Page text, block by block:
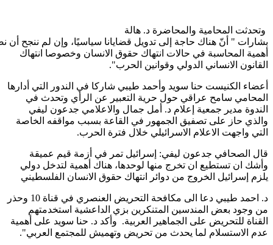
وتحدثت المحامية والمحاضرة د. هالة
بشارات " أنّ هناك حاجة إلى تدويل قضايانا سياسيًا، وإن لم ننجح أن
أهمية المحاسبة في حالات انتهاك حقوق الانسان وخصوصا انتهاك
القانون الانساني الدولي وقوانين الحرب".
أعضاء الكنيست حنا سويد وأحمد طيبي شاركا في الندور التي أدارها
المحامي سامح عراقي حول حرية التعبير عن الرأي وتحدث في
الندوة مدير جمعية إعلام د. أمل جمال والاعلامي جدعون ليفي
والذي حاز على تصفيق الجمهور في القاعة بسبب مواقفه الخاصة
التي واجهت الاعلام الاسرائيلي خلال فترة الحرب.
قال الصحافي جدعون ليفي: إسرائيل تمر في أزمة قيم عميقة
وأشك ان تستطيع ان تخرج منها لوحدها، هناك أهمية لتدخل دولي
يلزم إسرائيل الخروج من دوائر انتهاك حقوق الانسان الفلسطيني
د. احمد طيبي دعا الى مكافحة التحريض العنصري في قناة 10 وحذر
من وجود بعض المندسين المتنكرين بزي الداعشية استخدمتهم
القناة للتحريض على الجماهير العربية. وأكد د. حنا سويد على أهمية
عدم الاستسلام لما يحدث من تحريض وتهميش للمجتمع العربي".